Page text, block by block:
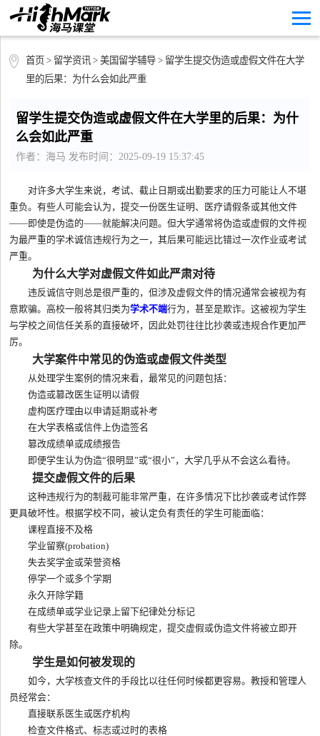
首页 > 留学资讯> 美国留学辅导> 留学生提交伪造或虚假文件在大学
里的后果：为什么会如此严重
留学生提交伪造或虚假文件在大学里的后果：为什
么会如此严重
作者：海马 发布时间：2025-09-19 15:37:45
对许多大学生来说，考试、截止日期或出勤要求的压力可能让人不堪
重负。有些人可能会认为，提交一份医生证明、医疗请假条或其他文件
——即使是伪造的——就能解决问题。但大学通常将伪造或虚假的文件视
为最严重的学术诚信违规行为之一，其后果可能远比错过一次作业或考试
严重。
为什么大学对虚假文件如此严肃对待
违反诚信守则总是很严重的，但涉及虚假文件的情况通常会被视为有
意欺骗。高校一般将其归类为学术不端行为，甚至是欺诈。这被视为学生
与学校之间信任关系的直接破坏，因此处罚往往比抄袭或违规合作更加严
厉。
大学案件中常见的伪造或虚假文件类型
从处理学生案例的情况来看，最常见的问题包括：
伪造或篡改医生证明以请假
虚构医疗理由以申请延期或补考
在大学表格或信件上伪造签名
篡改成绩单或成绩报告
即便学生认为伪造“很明显”或“很小”，大学几乎从不会这么看待。
提交虚假文件的后果
这种违规行为的制裁可能非常严重，在许多情况下比抄袭或考试作弊
更具破坏性。根据学校不同，被认定负有责任的学生可能面临：
课程直接不及格
学业留察(probation)
失去奖学金或荣誉资格
停学一个或多个学期
永久开除学籍
在成绩单或学业记录上留下纪律处分标记
有些大学甚至在政策中明确规定，提交虚假或伪造文件将被立即开
除。
学生是如何被发现的
如今，大学核查文件的手段比以往任何时候都更容易。教授和管理人
员经常会：
直接联系医生或医疗机构
检查文件格式、标志或过时的表格